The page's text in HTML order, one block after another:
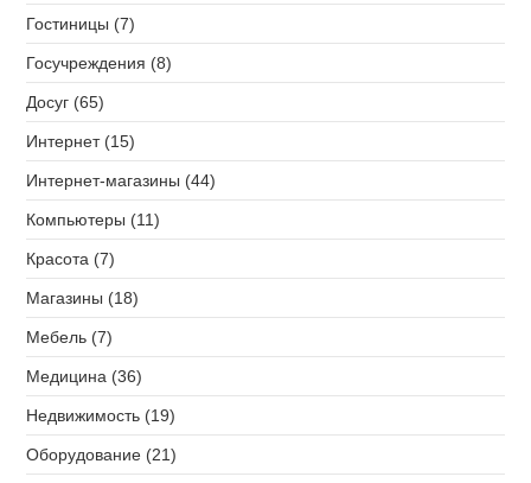
Гостиницы (7)
Госучреждения (8)
Досуг (65)
Интернет (15)
Интернет-магазины (44)
Компьютеры (11)
Красота (7)
Магазины (18)
Мебель (7)
Медицина (36)
Недвижимость (19)
Оборудование (21)